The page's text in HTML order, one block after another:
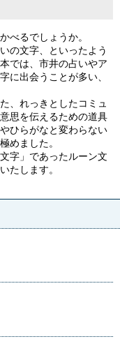
べるでしょうか。
の文字、といったよう
では、市井の占いやア
に出会うことが多い、
、れっきとしたコミュ
思を伝えるための道具
ひらがなと変わらない
めました。
字」であったルーン文
たします。